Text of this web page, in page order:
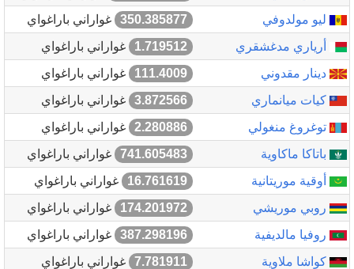
ليو مولدوفي
350.385877
غواراني باراغواي
أرياري مدغشقري
1.719512
غواراني باراغواي
دينار مقدوني
111.4009
غواراني باراغواي
كيات ميانماري
3.872566
غواراني باراغواي
توغروغ منغولي
2.280886
غواراني باراغواي
باتاكا ماكاوية
741.605483
غواراني باراغواي
أوقية موريتانية
16.761619
غواراني باراغواي
روبي موريشي
174.201972
غواراني باراغواي
روفيا مالديفية
387.298196
غواراني باراغواي
كواشا ملاوية
7.781911
غواراني باراغواي